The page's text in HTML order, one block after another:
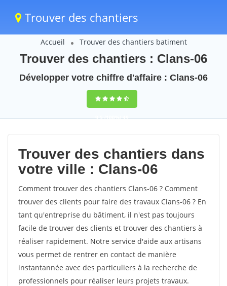
Trouver des chantiers
Accueil Trouver des chantiers batiment
Trouver des chantiers : Clans-06
Développer votre chiffre d'affaire : Clans-06
9,5(100%)49
votes
Trouver des chantiers dans
votre ville : Clans-06
Comment trouver des chantiers Clans-06 ? Comment
trouver des clients pour faire des travaux Clans-06 ? En
tant qu'entreprise du bâtiment, il n'est pas toujours
facile de trouver des clients et trouver des chantiers à
réaliser rapidement. Notre service d'aide aux artisans
vous permet de rentrer en contact de manière
instantannée avec des particuliers à la recherche de
professionnels pour réaliser leurs projets travaux.